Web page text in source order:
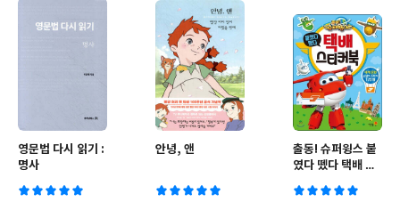
영문법 다시 읽기 :
명사
안녕, 앤
출동! 슈퍼윙스 붙
였다 뗐다 택배 스